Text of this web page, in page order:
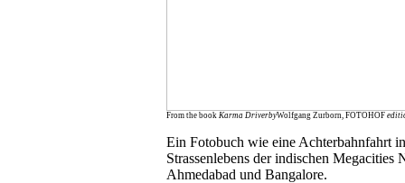
From the book Karma DriverbyWolfgang Zurborn, FOTOHOF
Ein Fotobuch wie eine Achterbahnfahrt
Strassenlebens der indischen
Ahmedabad und Bangalore.